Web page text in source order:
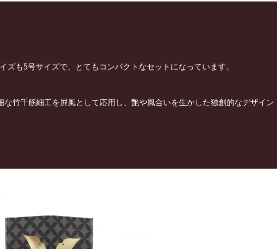
も5号サイズで、とてもコンパクトなセットになっています。
竹千筋細工を屛風として応用し、艶や風合いを生かした独創的なデザイン